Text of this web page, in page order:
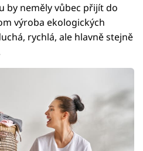
by neměly vůbec přijít do
výroba ekologických
rychlá, ale hlavně stejně